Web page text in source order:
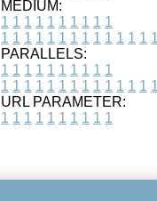
MEDIUM:
1 1 1 1 1 1 1 1 1 1
1 1 1 1 1 1 1 1 1 1 1 1 1 1
PARALLELS:
1 1 1 1 1 1 1 1 1 1
1 1 1 1 1 1 1 1 1 1 1 1 1 1
URL PARAMETER:
1 1 1 1 1 1 1 1 1 1